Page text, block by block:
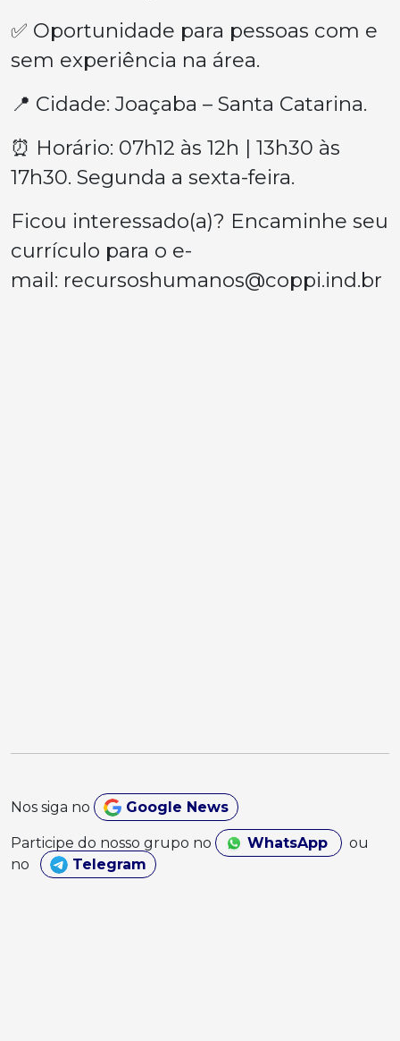
✅ Oportunidade para pessoas com e
sem experiência na área.
📍 Cidade: Joaçaba – Santa Catarina.
⏰ Horário: 07h12 às 12h | 13h30 às
17h30. Segunda a sexta-feira.
Ficou interessado(a)? Encaminhe seu
currículo para o e-
mail: recursoshumanos@coppi.ind.br
Nos siga no Google News
Participe do nosso grupo no WhatsApp
ou
no
Telegram